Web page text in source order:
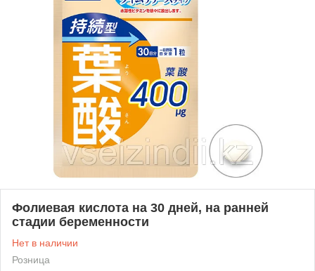
Фолиевая кислота на 30 дней, на ранней
стадии беременности
Нет в наличии
Розница